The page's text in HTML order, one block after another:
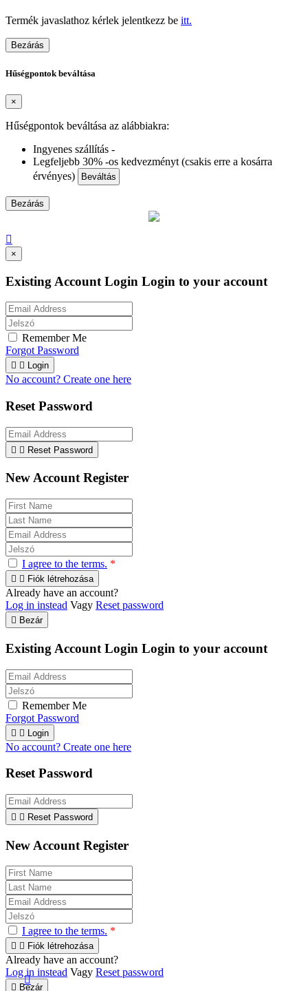
Termék javaslathoz kérlek jelentkezz be itt.
Bezárás
Hűségpontok beváltása
×
Hűségpontok beváltása az alábbiakra:
Ingyenes szállítás -
Legfeljebb 30% -os kedvezményt (csakis erre a kosárra
érvényes)
Beváltás
Bezárás


×
Existing Account Login Login to your account
Remember Me
Forgot Password
  Login
No account? Create one here
Reset Password
  Reset Password
New Account Register
I agree to the terms. *
  Fiók létrehozása
Already have an account?
Log in instead Vagy Reset password
 Bezár
Existing Account Login Login to your account
Remember Me
Forgot Password
  Login
No account? Create one here
Reset Password
  Reset Password
New Account Register
I agree to the terms. *
  Fiók létrehozása
Already have an account?
Log in instead Vagy Reset password
 Bezár